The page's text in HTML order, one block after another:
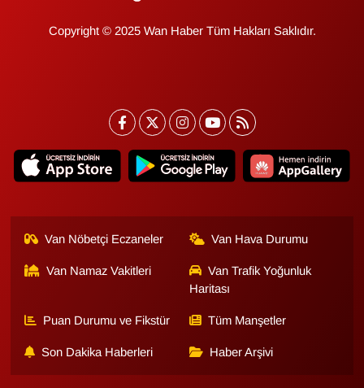
Copyright © 2025 Wan Haber Tüm Hakları Saklıdır.
Van Nöbetçi Eczaneler Van Hava Durumu
Van Namaz Vakitleri
Van Trafik Yoğunluk
Haritası
Puan Durumu ve Fikstür Tüm Manşetler
Son Dakika Haberleri Haber Arşivi